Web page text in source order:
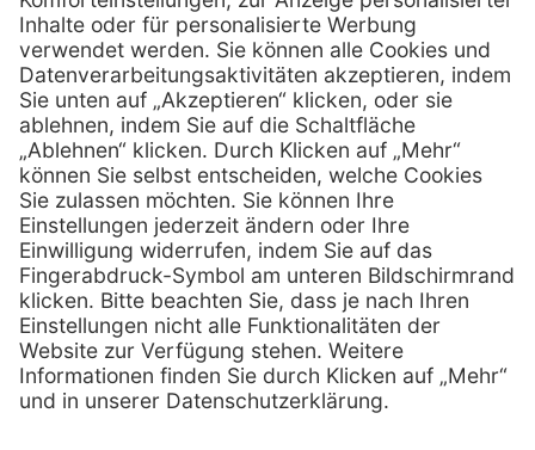
Telefax:01 / 718 19 61 23
E-Mail: info @ henryscheinmed.at
Services
Vorteile
Eigenmarke
Leasing
Technischer Service
Kataloge / Downloads
Hilfe
FAQs
Kontakt
Außendienst
Lob & Kritik
Retoure anmelden
Zertifikat Rechtliches
Impressum